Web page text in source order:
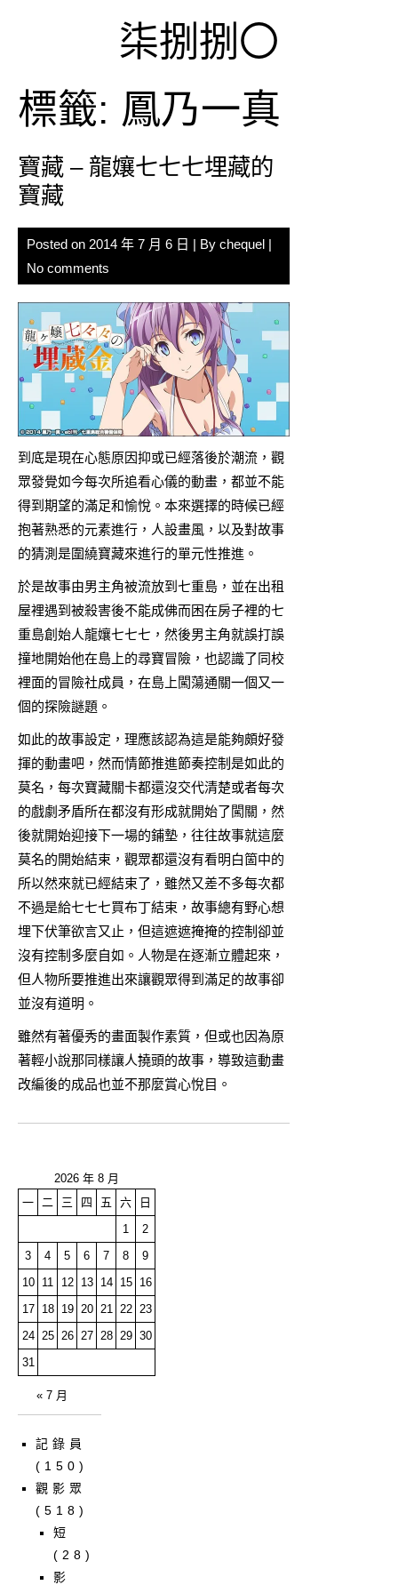
柒捌捌〇
標籤: 鳳乃一真
寶藏 – 龍孃七七七埋藏的
寶藏
Posted on 2014 年 7 月 6 日 | By chequel |
No comments
到底是現在心態原因抑或已經落後於潮流，觀
眾發覺如今每次所追看心儀的動畫，都並不能
得到期望的滿足和愉悅。本來選擇的時候已經
抱著熟悉的元素進行，人設畫風，以及對故事
的猜測是圍繞寶藏來進行的單元性推進。
於是故事由男主角被流放到七重島，並在出租
屋裡遇到被殺害後不能成佛而困在房子裡的七
重島創始人龍孃七七七，然後男主角就誤打誤
撞地開始他在島上的尋寶冒險，也認識了同校
裡面的冒險社成員，在島上闖蕩通關一個又一
個的探險謎題。
如此的故事設定，理應該認為這是能夠頗好發
揮的動畫吧，然而情節推進節奏控制是如此的
莫名，每次寶藏關卡都還沒交代清楚或者每次
的戲劇矛盾所在都沒有形成就開始了闖關，然
後就開始迎接下一場的鋪墊，往往故事就這麼
莫名的開始結束，觀眾都還沒有看明白箇中的
所以然來就已經結束了，雖然又差不多每次都
不過是給七七七買布丁結束，故事總有野心想
埋下伏筆欲言又止，但這遮遮掩掩的控制卻並
沒有控制多麼自如。人物是在逐漸立體起來，
但人物所要推進出來讓觀眾得到滿足的故事卻
並沒有道明。
雖然有著優秀的畫面製作素質，但或也因為原
著輕小說那同樣讓人撓頭的故事，導致這動畫
改編後的成品也並不那麼賞心悅目。
2026 年 8 月
一
二 三 四 五 六
日
1
2
3
4 5 6 7 8
9
10
11 12 13 14 15
16
17
18 19 20 21 22
23
24
25 26 27 28 29 30
31
« 7 月
記錄員
(150)
觀影眾
(518)
短
(28)
影